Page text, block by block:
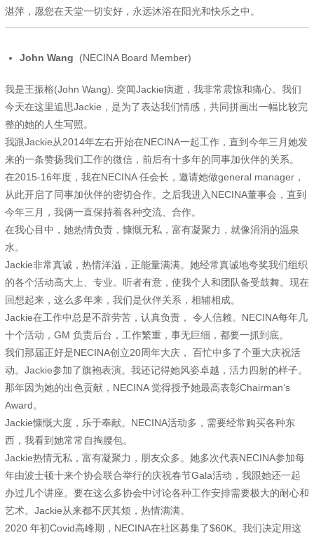
湛萍，愿您在天堂一切安好，永远沐浴在阳光和快乐之中。
John Wang (NECINA Board Member)
我是王振榕(John Wang). 突闻Jackie病逝，我非常震惊和痛心。我们
今天在这里追思Jackie，是为了表达我们情感，共同拼画出一幅比较完
整的她的人生写照。
我跟Jackie从2014年左右开始在NECINA一起工作，直到今年三月她发
来的一条赞扬我们工作的微信，前后有十多年的同事加伙伴的关系。
在2015-16年度，我在NECINA 任会长，邀请她做general manager，
从此开启了同事加伙伴的密切合作。之后我进入NECINA董事会，直到
今年三月，我俩一直保持着各种交流、合作。
在我心目中，她热情负责，慷慨无私，富有凝聚力，就像涓涓的温泉
水。
Jackie非常真诚，热情洋溢，正能量满满。她经常真诚地夸奖我们组织
的各个活动高大上、专业。听者有意，使我个人和团队备受鼓舞。现在
回想起来，这么多年来，我们是伙伴关系，相辅相成。
Jackie在工作中总是不辞劳苦，认真负责， 令人信赖。NECINA每年几
十个活动，GM 负责后台，工作繁重，事无巨细，都要一抓到底。
我们那届正好是NECINA创立20周年大庆， 百忙中多了个重大庆祝活
动。Jackie参加了旗袍表演。我还记得她风姿卓越，活力四射的样子。
那年因为她的出色贡献，NECINA 觉得授予她最高表彰Chairman‘s
Award。
Jackie慷慨大度，乐于奉献。NECINA活动多，需要经常购买各种东
西，我看到她常常自掏腰包。
Jackie热情无私，富有凝聚力，朋友众多。她多次代表NECINA参加每
年由波士顿十来个协会联合举行的庆祝春节Gala活动，我跟她还一起
办过几个讲座。要在这么多协会中讨论各种工作安排需要极大的耐心和
艺术。Jackie从来都不厌其烦，热情满满。
2020 年初Covid高峰期，NECINA在社区募集了$60K。我们决定用这